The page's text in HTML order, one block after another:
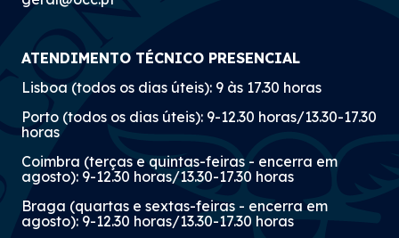
ATENDIMENTO TÉCNICO PRESENCIAL
Lisboa (todos os dias úteis): 9 às 17.30 horas
Porto (todos os dias úteis): 9-12.30 horas/13.30-17.30
horas
Coimbra (terças e quintas-feiras - encerra em
agosto): 9-12.30 horas/13.30-17.30 horas
Braga (quartas e sextas-feiras - encerra em
agosto): 9-12.30 horas/13.30-17.30 horas